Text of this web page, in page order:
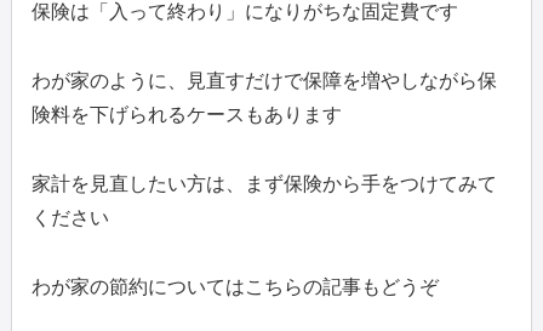
保険は「入って終わり」になりがちな固定費です
わが家のように、見直すだけで保障を増やしながら保
険料を下げられるケースもあります
家計を見直したい方は、まず保険から手をつけてみて
ください
わが家の節約についてはこちらの記事もどうぞ